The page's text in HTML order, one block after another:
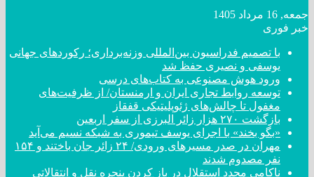
جمعه, 16 مرداد 1405
خبر فوری
با تصمیم فدراسیون بین‌المللی وزنه‌برداری؛ رکورد‌های جهانی
یوسفی و نصیری حفظ شد
ورود هوش مصنوعی به کتاب‌های درسی
توسعه روابط تجاری ایران و ارمنستان/ از ظرفیت‌های
مغفول تا چالش‌های ژئوپلیتیکی قفقاز
بازگشت ۲۷۰ هزار زائر البرزی از سفر اربعین
«بگو بخند» با اجرای یوسف تیموری به شبکه نسیم می‌آید
مهران در صدر مسیر‌های ورودی/ ۲۴ زائر جان باختند و ۱۵۴
نفر مصدوم شدند
ناکامی مجدد استقلال در باز کردن پنجره نقل و انتقالاتی